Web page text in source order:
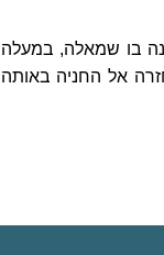
בו שמאלה, במעלה
אל החניה באותה